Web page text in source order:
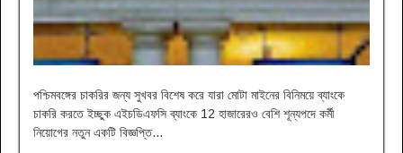
পশ্চিমবঙ্গের চাকরির জন্য সুখবর বিশেষ করে যারা মোটা মাইনের বিনিময়ে ব্যাংকে
চাকরি করতে ইচ্ছুক এইচডিএফসি ব্যাংকে 12 হাজারেরও বেশি শূন্যপদে কর্মী
নিয়োগের নতুন একটি বিজ্ঞপ্তি...